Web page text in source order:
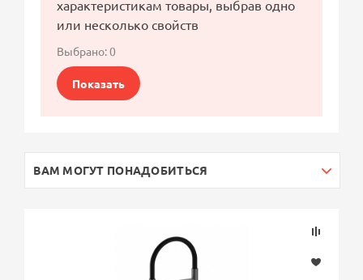
характеристикам товары, выбрав одно
или несколько свойств
Выбрано:0
Показать
ВАМ МОГУТ ПОНАДОБИТЬСЯ